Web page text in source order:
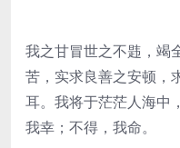
我之甘冒世之不韪，竭
苦，实求良善之安顿，
耳。我将于茫茫人海中
我幸；不得，我命。